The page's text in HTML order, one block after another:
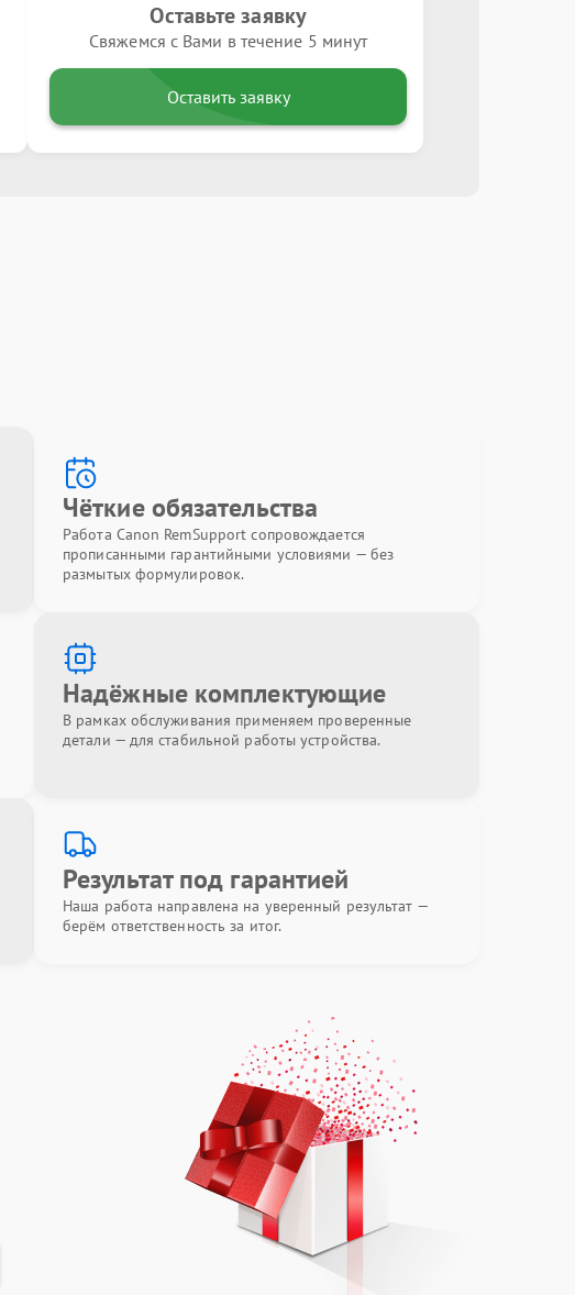
Оставьте заявку
Свяжемся с Вами в течение 5 минут
Оставить заявку
Чёткие обязательства
Работа Canon RemSupport сопровождается
прописанными гарантийными условиями — без
размытых формулировок.
Надёжные комплектующие
В рамках обслуживания применяем проверенные
детали — для стабильной работы устройства.
Результат под гарантией
Наша работа направлена на уверенный результат —
берём ответственность за итог.